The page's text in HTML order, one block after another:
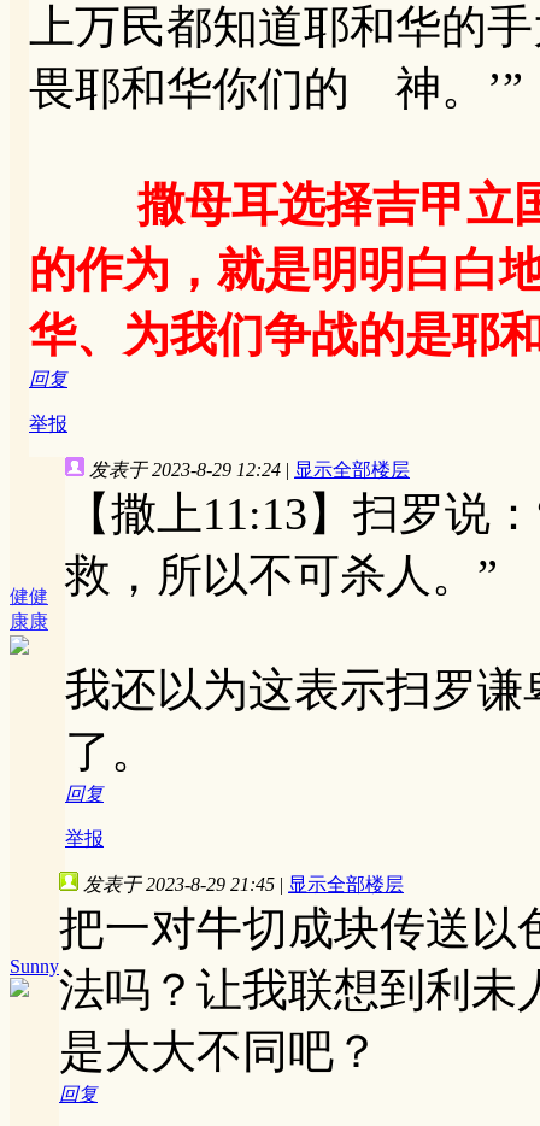
上万民都知道耶和华的
畏耶和华你们的 神。’”
撒母耳选择吉甲立
的作为，就是明明白白
华、为我们争战的是耶
回复
举报
健健
康康
发表于 2023-8-29 12:24 | 显示全部楼层
【撒上11:13】扫罗说
救，所以不可杀人。”
我还以为这表示扫罗
了。
回复
举报
Sunny
发表于 2023-8-29 21:45 | 显示全部楼层
把一对牛切成块传送以
法吗？让我联想到利未
是大大不同吧？
回复